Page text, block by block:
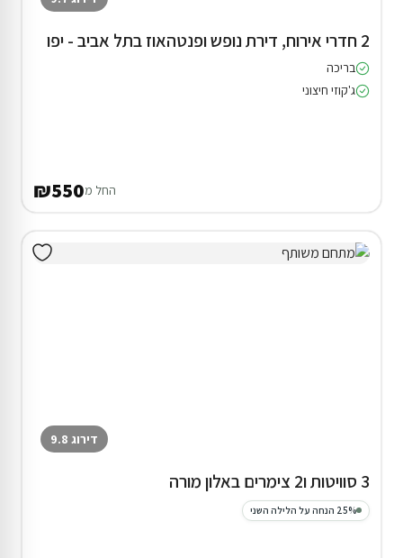
2 חדרי אירוח, דירת נופש ופנטהאוז בתל אביב - יפו
בריכה
ג'קוזי חיצוני
החל מ₪550
דירוג 9.8
3 סוויטות ו2 צימרים באלון מורה
25% הנחה על הלילה השני